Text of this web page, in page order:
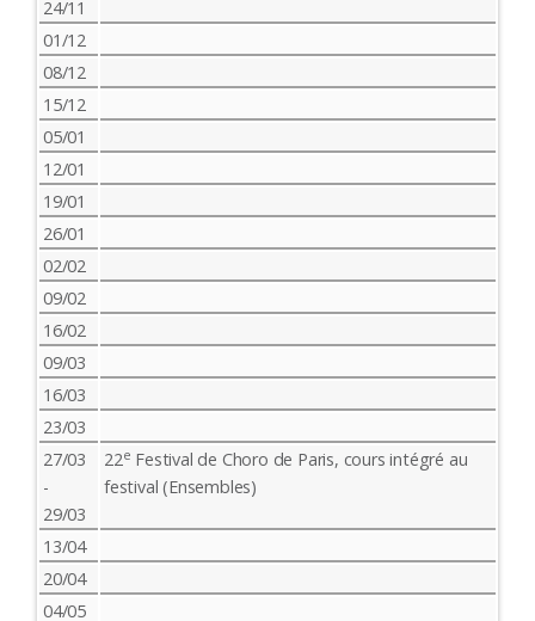
24/11
01/12
08/12
15/12
05/01
12/01
19/01
26/01
02/02
09/02
16/02
09/03
16/03
23/03
27/03
-
29/03
22e Festival de Choro de Paris, cours intégré au
festival (Ensembles)
13/04
20/04
04/05